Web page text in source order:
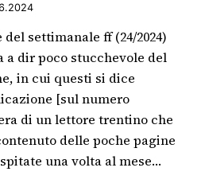
settimanale ff (24/2024)
a dir poco stucchevole del
in cui questi si dice
[sul numero
di un lettore trentino che
delle poche pagine
una volta al mese…